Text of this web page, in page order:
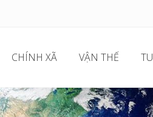
CHÍNH XÃ VẬN THẾ